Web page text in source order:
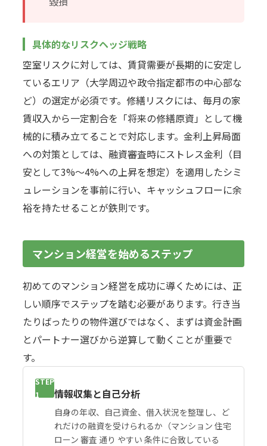
具体的なリスクヘッジ戦略
空室リスクに対しては、賃貸需要が長期的に安定し
ているエリア（大学周辺や政令指定都市の中心部な
ど）の選定が必須です。修繕リスクには、毎月の家
賃収入から一定割合を「将来の修繕原資」として機
械的に積み立てることで対応します。金利上昇局面
への対策としては、融資審査時にストレス金利（目
安として3%〜4%への上昇を想定）を適用したシミ
ュレーションを事前に行い、キャッシュフローに余
裕を持たせることが鉄則です。
マンション経営を始めるステップ
初めてのマンション経営を成功に導くためには、正
しい順序でステップを踏む必要があります。行き当
たりばったりの物件選びではなく、まずは資金計画
とパートナー選びから逆算して動くことが重要で
す。
STEP
1
情報収集と自己分析
自身の年収、自己資金、借入状況を整理し、ど
れだけの融資を受けられるか（マンション 住宅
ローン 審査 通り やすい 条件に合致している